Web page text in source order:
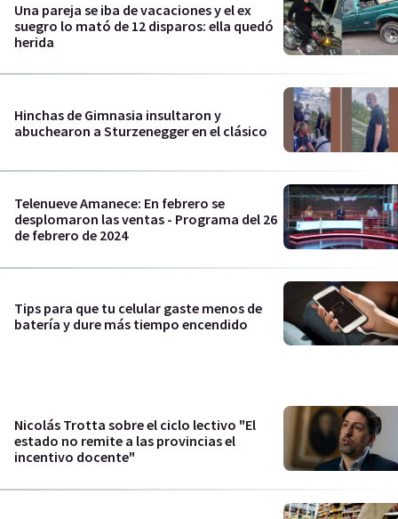
Una pareja se iba de vacaciones y el ex
suegro lo mató de 12 disparos: ella quedó
herida
Hinchas de Gimnasia insultaron y
abuchearon a Sturzenegger en el clásico
Telenueve Amanece: En febrero se
desplomaron las ventas - Programa del 26
de febrero de 2024
Tips para que tu celular gaste menos de
batería y dure más tiempo encendido
Nicolás Trotta sobre el ciclo lectivo "El
estado no remite a las provincias el
incentivo docente"